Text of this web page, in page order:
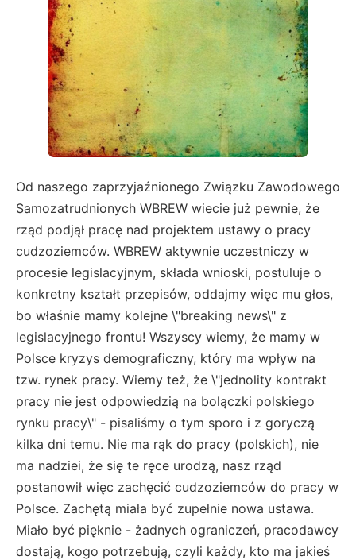
Od naszego zaprzyjaźnionego Związku Zawodowego
Samozatrudnionych WBREW wiecie już pewnie, że
rząd podjął pracę nad projektem ustawy o pracy
cudzoziemców. WBREW aktywnie uczestniczy w
procesie legislacyjnym, składa wnioski, postuluje o
konkretny kształt przepisów, oddajmy więc mu głos,
bo właśnie mamy kolejne \"breaking news\" z
legislacyjnego frontu! Wszyscy wiemy, że mamy w
Polsce kryzys demograficzny, który ma wpływ na
tzw. rynek pracy. Wiemy też, że \"jednolity kontrakt
pracy nie jest odpowiedzią na bolączki polskiego
rynku pracy\" - pisaliśmy o tym sporo i z goryczą
kilka dni temu. Nie ma rąk do pracy (polskich), nie
ma nadziei, że się te ręce urodzą, nasz rząd
postanowił więc zachęcić cudzoziemców do pracy w
Polsce. Zachętą miała być zupełnie nowa ustawa.
Miało być pięknie - żadnych ograniczeń, pracodawcy
dostają, kogo potrzebują, czyli każdy, kto ma jakieś